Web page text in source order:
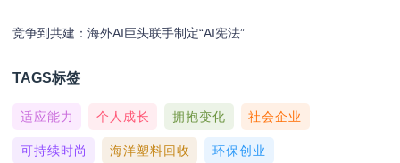
竞争到共建：海外AI巨头联手制定“AI宪法”
TAGS标签
适应能力 个人成长 拥抱变化 社会企业
可持续时尚 海洋塑料回收 环保创业